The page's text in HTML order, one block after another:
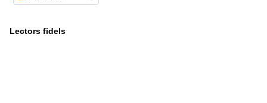
Lectors fidels